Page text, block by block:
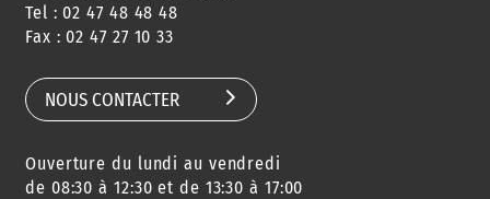
Tel : 02 47 48 48 48
Fax : 02 47 27 10 33
NOUS CONTACTER
Ouverture du lundi au vendredi
de 08:30 à 12:30 et de 13:30 à 17:00